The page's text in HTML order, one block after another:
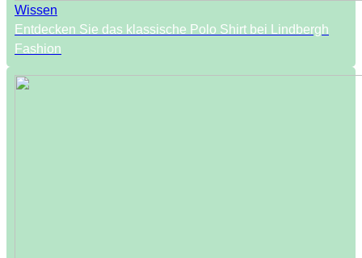
Wissen
Entdecken Sie das klassische Polo Shirt bei Lindbergh
Fashion